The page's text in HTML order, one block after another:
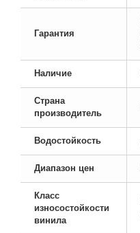
Гарантия
Наличие
Страна
производитель
Водостойкость
Диапазон цен
Класс
износостойкости
винила